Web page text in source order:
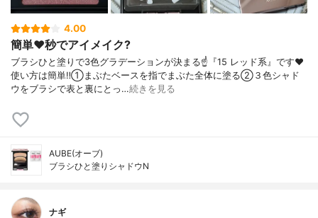
4.00
簡単❤️秒でアイメイク?
ブラシひと塗りで3色グラデーションが決まる☝️『15 レッド系』です❤️
使い方は簡単‼️①まぶたベースを指でまぶた全体に塗る②３色シャド
ウをブラシで表と裏にとっ…続きを見る
AUBE(オーブ)
ブラシひと塗りシャドウN
ナギ